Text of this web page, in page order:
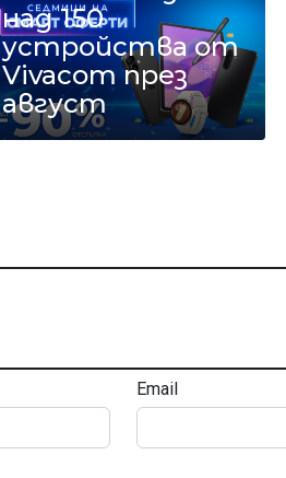
над 150
устройства от
Vivacom през
август
Email